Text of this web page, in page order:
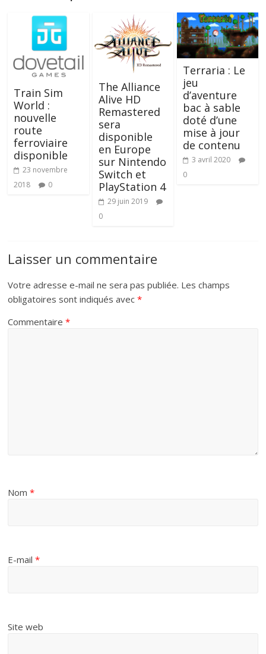
Train Sim
World :
nouvelle
route
ferroviaire
disponible
23 novembre
2018
0
The Alliance
Alive HD
Remastered
sera
disponible
en Europe
sur Nintendo
Switch et
PlayStation 4
29 juin 2019
0
Terraria : Le
jeu
d’aventure
bac à sable
doté d’une
mise à jour
de contenu
3 avril 2020
0
Laisser un commentaire
Votre adresse e-mail ne sera pas publiée. Les champs
obligatoires sont indiqués avec*
Commentaire*
Nom*
E-mail*
Site web